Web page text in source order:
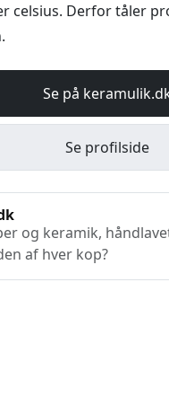
celsius. Derfor tåler
Se på
Se profilside
og keramik,
af hver kop?